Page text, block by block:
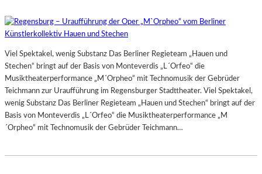
Viel Spektakel, wenig Substanz Das Berliner Regieteam „Hauen und
Stechen“ bringt auf der Basis von Monteverdis „L´Orfeo“ die
Musiktheaterperformance „M´Orpheo“ mit Technomusik der Gebrüder
Teichmann zur Uraufführung im Regensburger Stadttheater. Viel Spektakel,
wenig Substanz Das Berliner Regieteam „Hauen und Stechen“ bringt auf der
Basis von Monteverdis „L´Orfeo“ die Musiktheaterperformance „M
´Orpheo“ mit Technomusik der Gebrüder Teichmann…